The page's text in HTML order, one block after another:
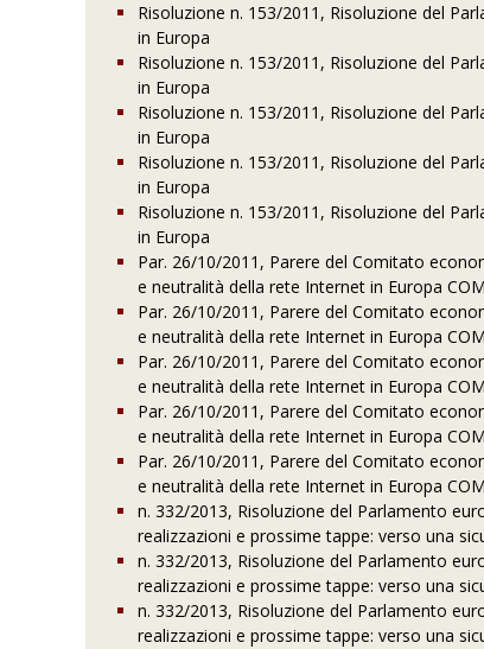
Risoluzione n. 153/2011, Risoluzione del
in Europa
Risoluzione n. 153/2011, Risoluzione del
in Europa
Risoluzione n. 153/2011, Risoluzione del
in Europa
Risoluzione n. 153/2011, Risoluzione del
in Europa
Risoluzione n. 153/2011, Risoluzione del
in Europa
Par. 26/10/2011, Parere del Comitato
e neutralità della rete Internet in Europa
Par. 26/10/2011, Parere del Comitato
e neutralità della rete Internet in Europa
Par. 26/10/2011, Parere del Comitato
e neutralità della rete Internet in Europa
Par. 26/10/2011, Parere del Comitato
e neutralità della rete Internet in Europa
Par. 26/10/2011, Parere del Comitato
e neutralità della rete Internet in Europa
n. 332/2013, Risoluzione del Parlamento
realizzazioni e prossime tappe: verso una
n. 332/2013, Risoluzione del Parlamento
realizzazioni e prossime tappe: verso una
n. 332/2013, Risoluzione del Parlamento
realizzazioni e prossime tappe: verso una